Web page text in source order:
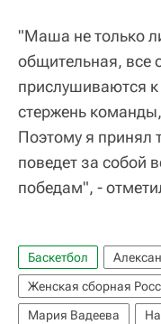
"Маша не только
общительная, все
прислушиваются
стержень команды,
Поэтому я принял
поведет за собой
победам", -
Баскетбол
Женская сборная
Мария Вадеева